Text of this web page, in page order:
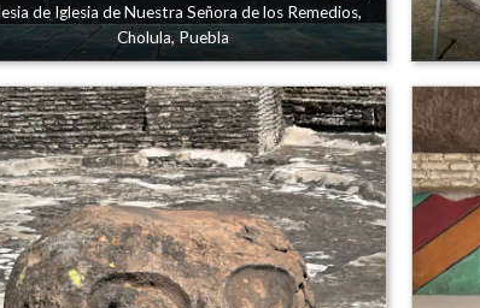
de Iglesia de Nuestra Señora de los Remedios,
Cholula, Puebla